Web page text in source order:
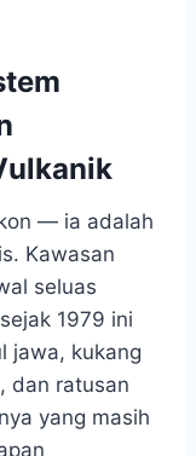
— ia adalah
Kawasan
seluas
1979 ini
jawa, kukang
dan ratusan
yang masih